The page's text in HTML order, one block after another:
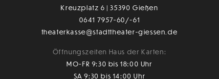
Kreuzplatz 6 | 35390 Gießen
0641 7957-60/-61
theaterkasse@stadttheater-giessen.de
Öffnungszeiten Haus der Karten:
MO-FR 9:30 bis 18:00 Uhr
SA 9:30 bis 14:00 Uhr